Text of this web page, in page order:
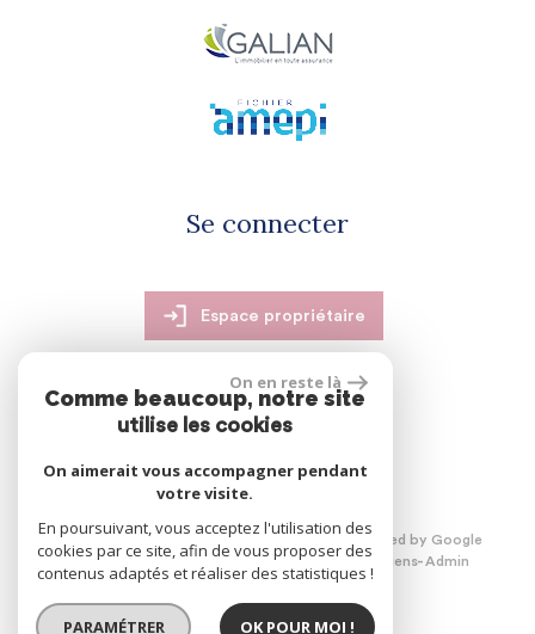
Se connecter
Espace propriétaire
réalisé par
© 2026 | Tous droits réservés | Traduction powered by Google
Plan du site
Mentions légales Nos honoraires Liens Admin
On en reste là
Comme beaucoup, notre site
utilise les cookies
On aimerait vous accompagner pendant
votre visite.
En poursuivant, vous acceptez l'utilisation des
cookies par ce site, afin de vous proposer des
contenus adaptés et réaliser des statistiques !
PARAMÉTRER OK POUR MOI !